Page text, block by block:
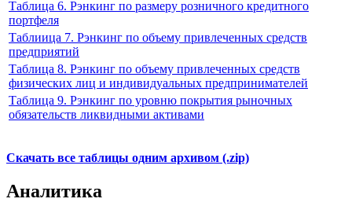
Таблица 6. Рэнкинг по размеру розничного кредитного
портфеля
Таблиица 7. Рэнкинг по объему привлеченных средств
предприятий
Таблица 8. Рэнкинг по объему привлеченных средств
физических лиц и индивидуальных предпринимателей
Таблица 9. Рэнкинг по уровню покрытия рыночных
обязательств ликвидными активами
Скачать все таблицы одним архивом (.zip)
Аналитика